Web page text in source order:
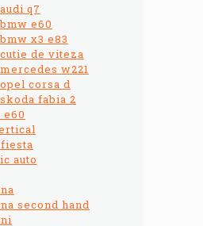
q7
e60
x3 e83
de viteza
w221
corsa d
fabia 2
auto
second hand